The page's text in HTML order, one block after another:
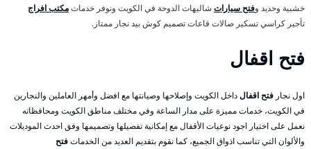
خشبية وحديد وفتح سيارات شاليهات الدوحة في الكويت ونوفر خدماتمكتب افراج
تأجير كراسي تسكير صالات قاعات تصميم كوش بيد نجار ممتاز.
فتح اقفال
اول نجار فتح اقفالداخل الكويت وإصلاحها وصيانتها مع افضل وأمهر العاملين والنجارين
في الكويت، خدمات مميزة على مدار الساعة وفي مختلف مناطق الكويت ومحافظاته
نعمل على اختيار اجود نوعيات الأقفال مع إمكانية تفصيلها وتصميمها وفق احدث الموديلات
والألوان التي تناسب اذواق الجميع، كما نقوم بتقديم العديد من الخدماتفتح